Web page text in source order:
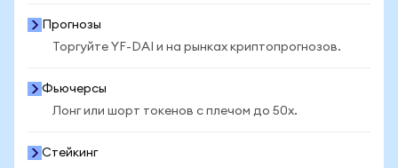
Прогнозы
Торгуйте YF-DAI и на рынках криптопрогнозов.
Фьючерсы
Лонг или шорт токенов с плечом до 50x.
Стейкинг